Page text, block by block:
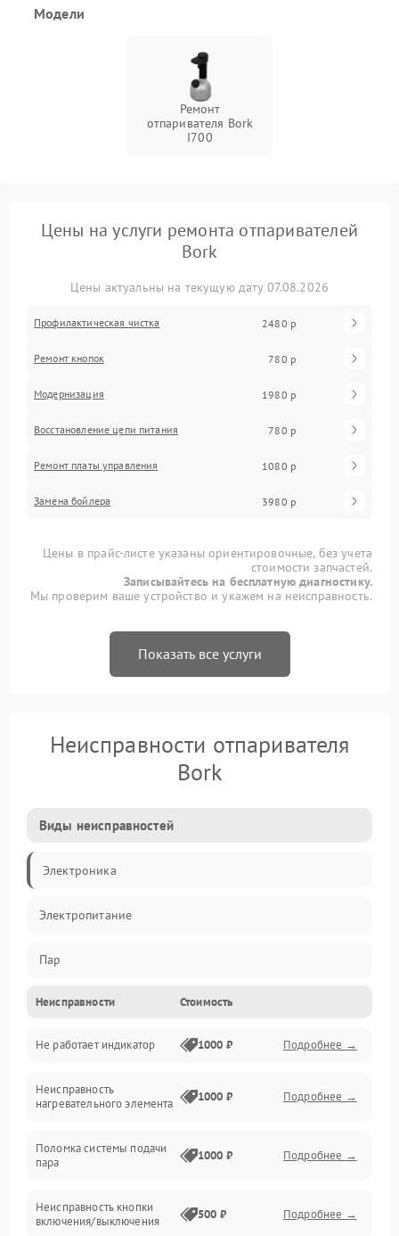
Модели
Ремонт
отпаривателя Bork
I700
Цены на услуги ремонта отпаривателей
Bork
Цены актуальны на текущую дату 07.08.2026
Профилактическая чистка 2480 р
Ремонт кнопок 780 р
Модернизация 1980 р
Восстановление цепи питания 780 р
Ремонт платы управления 1080 р
Замена бойлера 3980 р
Цены в прайс-листе указаны ориентировочные, без учета
стоимости запчастей.
Записывайтесь на бесплатную диагностику.
Мы проверим ваше устройство и укажем на неисправность.
Показать все услуги
Неисправности отпаривателя
Bork
Виды неисправностей
Электроника
Электропитание
Пар
Герметичность
Механические повреждения
Неисправности Стоимость
Не работает индикатор 1000 ₽ Подробнее →
Неисправность
нагревательного элемента
1000 ₽ Подробнее →
Поломка системы подачи
пара
1000 ₽ Подробнее →
Неисправность кнопки
включения/выключения
500 ₽ Подробнее →